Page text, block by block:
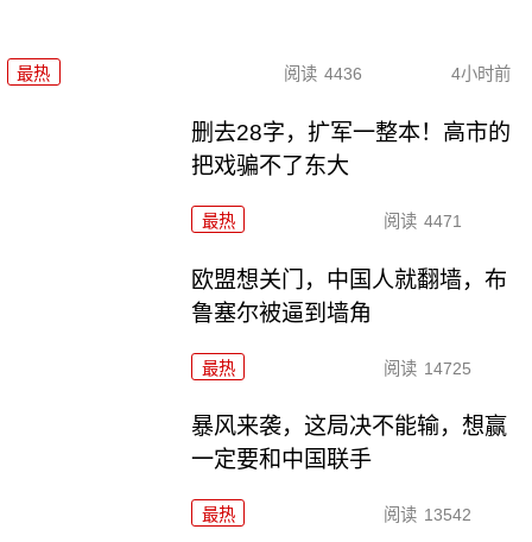
最热 阅读 4436 4小时前
删去28字，扩军一整本！高市的
把戏骗不了东大
最热 阅读 4471
欧盟想关门，中国人就翻墙，布
鲁塞尔被逼到墙角
最热 阅读 14725
暴风来袭，这局决不能输，想赢
一定要和中国联手
最热 阅读 13542